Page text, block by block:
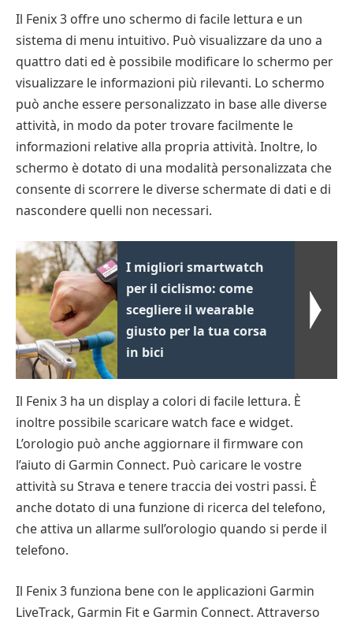
Il Fenix 3 offre uno schermo di facile lettura e un
sistema di menu intuitivo. Può visualizzare da uno a
quattro dati ed è possibile modificare lo schermo per
visualizzare le informazioni più rilevanti. Lo schermo
può anche essere personalizzato in base alle diverse
attività, in modo da poter trovare facilmente le
informazioni relative alla propria attività. Inoltre, lo
schermo è dotato di una modalità personalizzata che
consente di scorrere le diverse schermate di dati e di
nascondere quelli non necessari.
I migliori smartwatch
per il ciclismo: come
scegliere il wearable
giusto per la tua corsa
in bici
Il Fenix 3 ha un display a colori di facile lettura. È
inoltre possibile scaricare watch face e widget.
L’orologio può anche aggiornare il firmware con
l’aiuto di Garmin Connect. Può caricare le vostre
attività su Strava e tenere traccia dei vostri passi. È
anche dotato di una funzione di ricerca del telefono,
che attiva un allarme sull’orologio quando si perde il
telefono.
Il Fenix 3 funziona bene con le applicazioni Garmin
LiveTrack, Garmin Fit e Garmin Connect. Attraverso